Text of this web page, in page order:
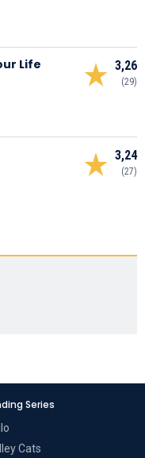
3,26
(29)
Life
3,24
(27)
Series
Cats